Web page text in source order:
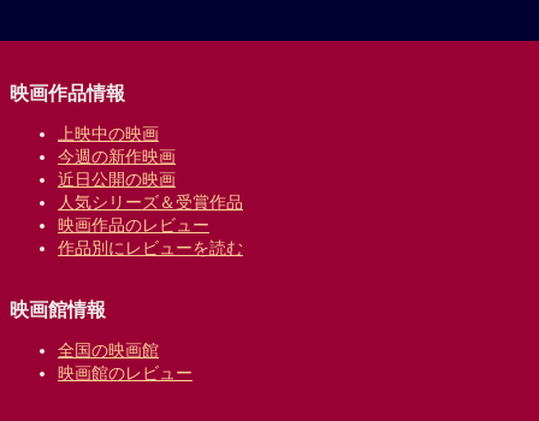
映画作品情報
上映中の映画
今週の新作映画
近日公開の映画
人気シリーズ＆受賞作品
映画作品のレビュー
作品別にレビューを読む
映画館情報
全国の映画館
映画館のレビュー